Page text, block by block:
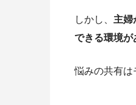
しかし、 主婦
できる環境が
悩みの共有は